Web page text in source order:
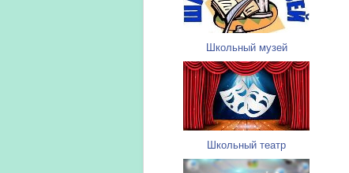
Школьный музей
Школьный театр